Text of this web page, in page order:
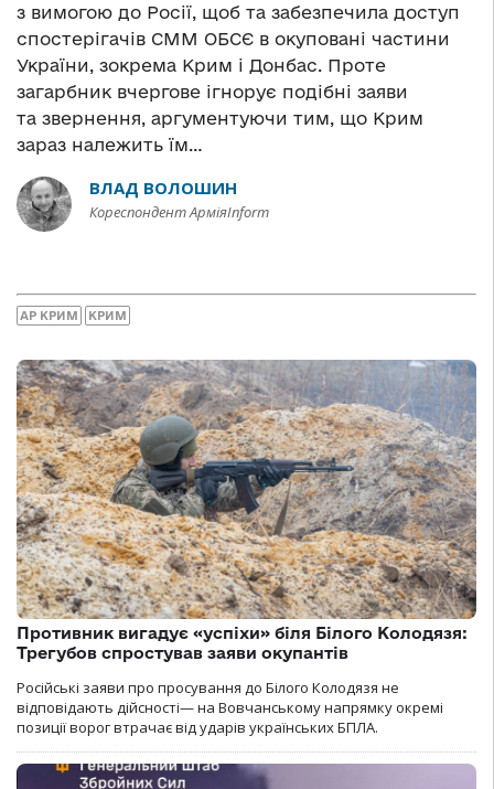
з вимогою до Росії, щоб та забезпечила доступ
спостерігачів СММ ОБСЄ в окуповані частини
України, зокрема Крим і Донбас. Проте
загарбник вчергове ігнорує подібні заяви
та звернення, аргументуючи тим, що Крим
зараз належить їм…
ВЛАД ВОЛОШИН
Кореспондент АрміяInform
АР КРИМ КРИМ
Противник вигадує «успіхи» біля Білого Колодязя:
Трегубов спростував заяви окупантів
Російські заяви про просування до Білого Колодязя не
відповідають дійсності— на Вовчанському напрямку окремі
позиції ворог втрачає від ударів українських БПЛА.